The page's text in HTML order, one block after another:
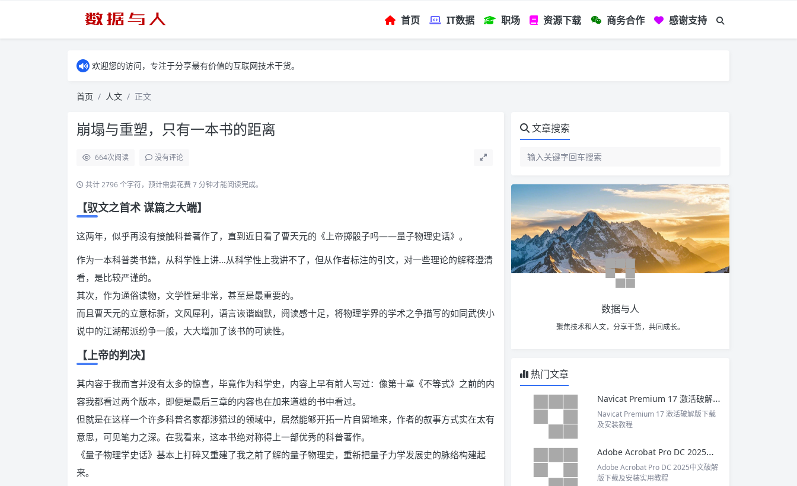
首页 IT数据 职场 资源下载 商务合作 感谢支持
欢迎您的访问，专注于分享最有价值的互联网技术干货。
首页 人文 正文
崩塌与重塑，只有一本书的距离
664次阅读 没有评论
共计 2796 个字符，预计需要花费 7 分钟才能阅读完成。
【驭文之首术 谋篇之大端】
这两年，似乎再没有接触科普著作了，直到近日看了曹天元的《上帝掷骰子吗——量子物理史话》。
作为一本科普类书籍，从科学性上讲…从科学性上我讲不了，但从作者标注的引文，对一些理论的解释澄清
看，是比较严谨的。
其次，作为通俗读物，文学性是非常，甚至是最重要的。
而且曹天元的立意标新，文风犀利，语言诙谐幽默，阅读感十足，将物理学界的学术之争描写的如同武侠小
说中的江湖帮派纷争一般，大大增加了该书的可读性。
【上帝的判决】
其内容于我而言并没有太多的惊喜，毕竟作为科学史，内容上早有前人写过：像第十章《不等式》之前的内
容我都看过两个版本，即便是最后三章的内容也在加来道雄的书中看过。
但就是在这样一个许多科普名家都涉猎过的领域中，居然能够开拓一片自留地来，作者的叙事方式实在太有
意思，可见笔力之深。在我看来，这本书绝对称得上一部优秀的科普著作。
《量子物理学史话》基本上打碎又重建了我之前了解的量子物理史，重新把量子力学发展史的脉络构建起
来。
文章搜索
数据与人
聚焦技术和人文，分享干货，共同成长。
热门文章
Navicat Premium 17 激活破解版下载及安装教程
Navicat Premium 17 激活破解版下载
及安装教程
Adobe Acrobat Pro DC 2025中文破解版下载及安装实用教程
Adobe Acrobat Pro DC 2025中文破解
版下载及安装实用教程